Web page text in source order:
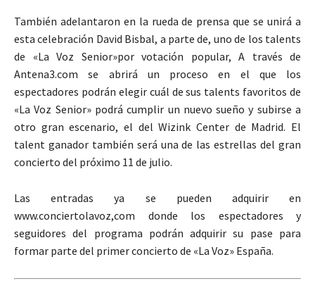
También adelantaron en la rueda de prensa que se unirá a
esta celebración David Bisbal, a parte de, uno de los talents
de «La Voz Senior»por votación popular, A través de
Antena3.com se abrirá un proceso en el que los
espectadores podrán elegir cuál de sus talents favoritos de
«La Voz Senior» podrá cumplir un nuevo sueño y subirse a
otro gran escenario, el del Wizink Center de Madrid. El
talent ganador también será una de las estrellas del gran
concierto del próximo 11 de julio.
Las entradas ya se pueden adquirir en
www.conciertolavoz,com donde los espectadores y
seguidores del programa podrán adquirir su pase para
formar parte del primer concierto de «La Voz» España.